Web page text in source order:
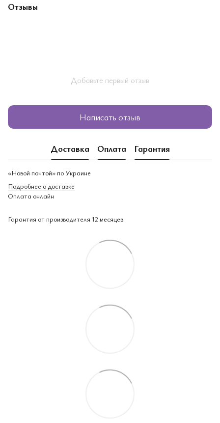
Отзывы
Добавьте первый отзыв
Написать отзыв
Доставка Оплата Гарантия
«Новой почтой» по Украине
Подробнее о доставке
Оплата онлайн
Гарантия от производителя 12 месяцев